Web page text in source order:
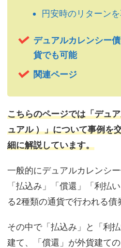
円安時のリターン
デュアルカレンシー
貨でも可能
関連ページ
こちらのページでは「デュ
ュアル ）」について事例を
細に解説しています。
一般的にデュアルカレンシ
「払込み」「償還」「利払
る2種類の通貨で行われる債
その中で「払込み」と「利
建て、「償還」が外貨建て